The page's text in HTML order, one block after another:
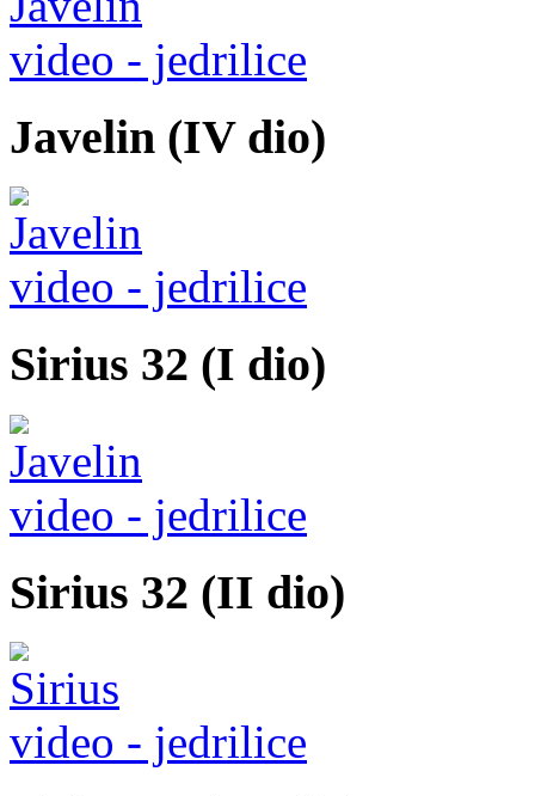
video - jedrilice
Javelin (IV dio)
video - jedrilice
Sirius 32 (I dio)
video - jedrilice
Sirius 32 (II dio)
video - jedrilice